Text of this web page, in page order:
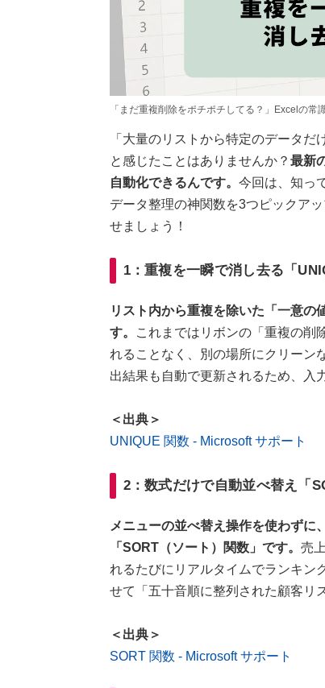
「まだ重複削除をポチポチしてる？」Excelの常
「大量のリストから特定のデータ
と感じたことはありませんか？ 最新
自動化できるんです。 今回は、知っ
データ整理の神関数を3つピックア
せましょう！
1：重複を一瞬で消し去る「
リスト内から重複を除いた「一意の
す。
これまではリボンの「重複の削
れることなく、別の場所にクリーン
出結果も自動で更新されるため、入
＜出典＞
UNIQUE 関数 - Microsoft サポート
2：数式だけで自動並べ替え「
メニューの並べ替え操作を使わずに
「SORT（ソート）関数」です。 売
れるたびにリアルタイムでランキン
せて「五十音順に整列された顧客リ
＜出典＞
SORT 関数 - Microsoft サポート